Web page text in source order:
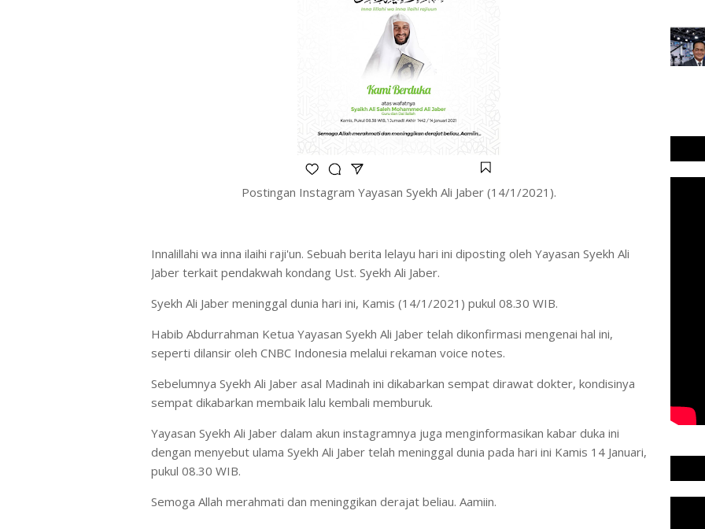
Postingan Instagram Yayasan Syekh Ali Jaber (14/1/2021).
Innalillahi wa inna ilaihi raji'un. Sebuah berita lelayu hari ini diposting oleh Yayasan Syekh Ali
Jaber terkait pendakwah kondang Ust. Syekh Ali Jaber.
Syekh Ali Jaber meninggal dunia hari ini, Kamis (14/1/2021) pukul 08.30 WIB.
Habib Abdurrahman Ketua Yayasan Syekh Ali Jaber telah dikonfirmasi mengenai hal ini,
seperti dilansir oleh CNBC Indonesia melalui rekaman voice notes.
Sebelumnya Syekh Ali Jaber asal Madinah ini dikabarkan sempat dirawat dokter, kondisinya
sempat dikabarkan membaik lalu kembali memburuk.
Yayasan Syekh Ali Jaber dalam akun instagramnya juga menginformasikan kabar duka ini
dengan menyebut ulama Syekh Ali Jaber telah meninggal dunia pada hari ini Kamis 14 Januari,
pukul 08.30 WIB.
Semoga Allah merahmati dan meninggikan derajat beliau. Aamiin.